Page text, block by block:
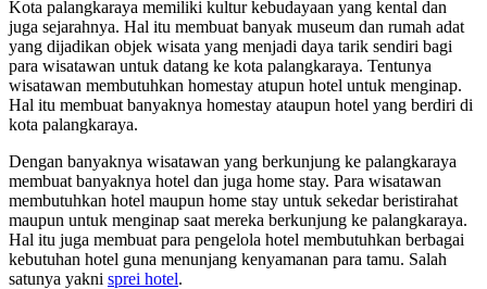
Kota palangkaraya memiliki kultur kebudayaan yang kental dan
juga sejarahnya. Hal itu membuat banyak museum dan rumah adat
yang dijadikan objek wisata yang menjadi daya tarik sendiri bagi
para wisatawan untuk datang ke kota palangkaraya. Tentunya
wisatawan membutuhkan homestay atupun hotel untuk menginap.
Hal itu membuat banyaknya homestay ataupun hotel yang berdiri di
kota palangkaraya.
Dengan banyaknya wisatawan yang berkunjung ke palangkaraya
membuat banyaknya hotel dan juga home stay. Para wisatawan
membutuhkan hotel maupun home stay untuk sekedar beristirahat
maupun untuk menginap saat mereka berkunjung ke palangkaraya.
Hal itu juga membuat para pengelola hotel membutuhkan berbagai
kebutuhan hotel guna menunjang kenyamanan para tamu. Salah
satunya yakni sprei hotel.